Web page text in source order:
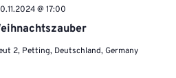
@ 17:00
2, Petting, Deutschland, Germany